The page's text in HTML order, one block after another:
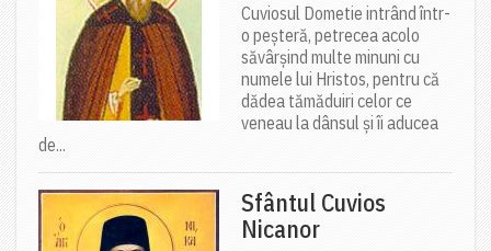
Cuviosul Dometie intrând într-
o peșteră, petrecea acolo
săvârșind multe minuni cu
numele lui Hristos, pentru că
dădea tămăduiri celor ce
veneau la dânsul și îi aducea
de...
Sfântul Cuvios
Nicanor